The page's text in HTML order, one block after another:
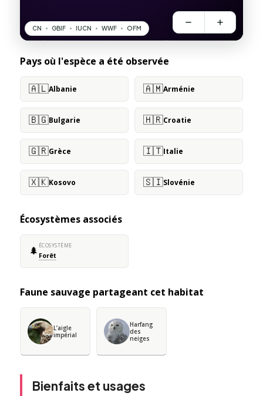
Pays où l'espèce a été observée
🇦🇱Albanie 🇦🇲Arménie
🇧🇬Bulgarie 🇭🇷Croatie
🇬🇷Grèce 🇮🇹Italie
🇽🇰Kosovo 🇸🇮Slovénie
Écosystèmes associés
🌲 ÉCOSYSTÈME
Forêt
Faune sauvage partageant cet habitat
L’aigle
impérial
Harfang
des
neiges
Bienfaits et usages